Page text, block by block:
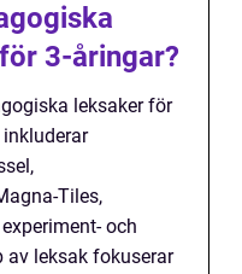
3-åringar?
leksaker för
inkluderar
Tiles,
och
av leksak fokuserar